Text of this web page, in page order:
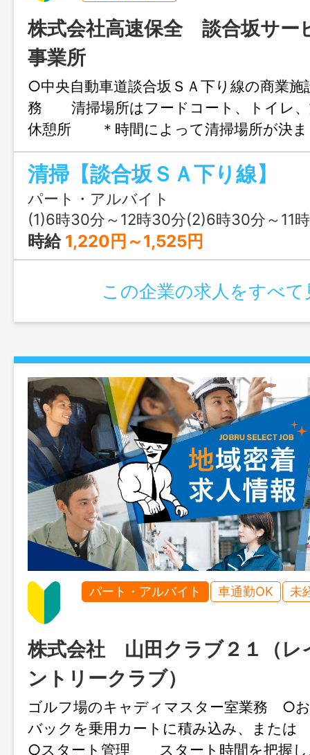
株式会社高速保全 談合坂サー
事業所
○中央自動車道談合坂ＳＡ下り線の商業施
務 清掃場所はフードコート、トイレ、
休憩所 ＊時間によって清掃場所が決ま
で、シフトによって担当場所が変わりま
コートは３～４名体制で従事します。
ん。 ＊就業日数は、相談可能です。 （
各種保険に加入いたします。） ※変更
清掃【談合坂ＳＡ下り線】
パート・アルバイト
(1)6時30分～12時30分(2)6時30分～11時30分
時給 1,220円～1,525円
この企業の求人をすべて
パート・アルバイト 車通勤OK 未
株式会社 山田クラブ２１（レ
ントリークラブ）
ゴルフ場のキャディマスター室業務 ○
バックを乗用カートに積み込み、ま
○スタート管理 スタート時間を把握し